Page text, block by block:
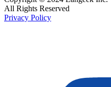
All Rights Reserved
Privacy Policy